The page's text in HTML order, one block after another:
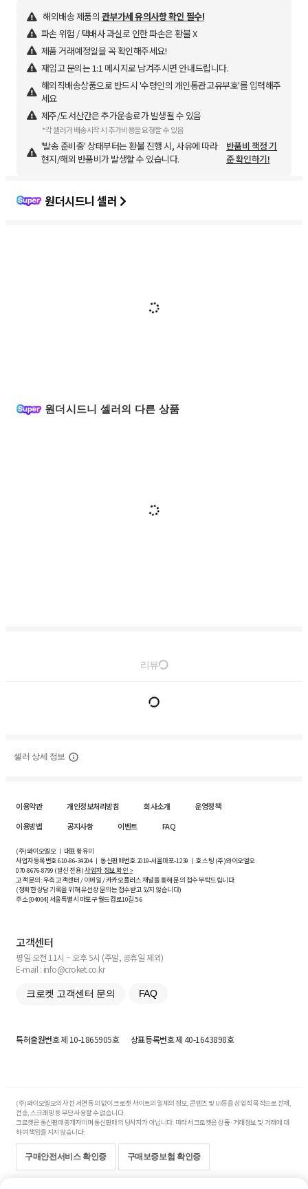
해외배송 제품의 관부가세 유의사항 확인 필수!
파손 위험 / 택배사 과실로 인한 파손은 환불 X
제품 거래예정일을 꼭 확인해주세요!
재입고 문의는 1:1 메시지로 남겨주시면 안내드립니다.
해외직배송상품으로 반드시 '수령인의 개인통관고유부호'를 입력해주
세요
제주/도서산간은 추가운송료가 발생될 수 있음
*각 셀러가 배송시작 시 추가비용을 요청할 수 있음
'발송 준비중' 상태부터는 환불 진행 시, 사유에 따라
현지/해외 반품비가 발생할 수 있습니다.
반품비 책정 기
준 확인하기!
원더시드니 셀러
원더시드니 셀러의 다른 상품
리뷰
셀러 상세 정보
이용약관 개인정보처리방침 회사소개
운영정책
이용방법
공지사항 이벤트 FAQ
(주)와이오엘오 ㅣ 대표 황유미
사업자등록번호610-86-34204ㅣ 통신판매번호 2019-서울마포-1239 ㅣ 호스팅 (주)와이오엘오
070-8676-8799 (발신 전용)사업자 정보 확인 >
고객 문의: 우측 고객센터 / 이메일 / 카카오플러스 채널을 통해 문의 접수 부탁드립니다.
(정확한 상담 기록을 위해 유선상 문의는 접수받고 있지 않습니다)
주소 [04004] 서울특별시 마포구 월드컵로10길5-6
고객센터
평일 오전 11시 ~ 오후 5시 (주말, 공휴일 제외)
E-mail : info@croket.co.kr
크로켓 고객센터 문의 FAQ
특허출원번호제 10-1865905호 상표등록번호제 40-1643898호
(주)와이오엘오의 사전 서면 동의 없이 크로켓 사이트의 일체의 정보, 콘텐츠 및 UI등을 상업적 목적으로 전재,
전송, 스크래핑 등 무단 사용할 수 없습니다.
크로켓은 통신판매중개자이며 통신판매의 당사자가 아닙니다. 따라서 크로켓은 상품·거래정보 및 거래에 대
하여 책임을 지지 않습니다.
구매안전서비스 확인증 구매보증보험 확인증